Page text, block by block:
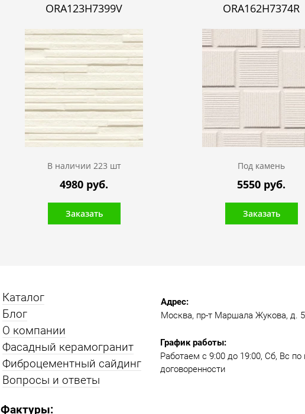
ORA123H7399V
В наличии 223 шт
4980 руб.
Заказать
ORA162H7374R
Под камень
5550 руб.
Заказать
Фактуры:
Работаем с 9:00 до 19:00​, Сб, Вс по
договоренности
Москва, пр-т Маршала Жукова, д.
Каталог
Блог
О компании
Фасадный керамогранит
Фиброцементный сайдинг
Вопросы и ответы
Адрес:
График работы: